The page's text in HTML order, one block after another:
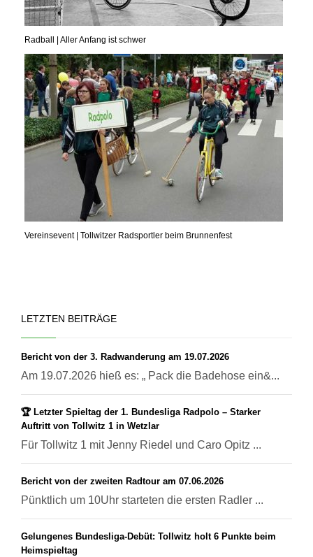
Radball | Aller Anfang ist schwer
Vereinsevent | Tollwitzer Radsportler beim Brunnenfest
LETZTEN BEITRÄGE
Bericht von der 3. Radwanderung am 19.07.2026
Am 19.07.2026 hieß es: „ Pack die Badehose ein&...
🏆 Letzter Spieltag der 1. Bundesliga Radpolo – Starker
Auftritt von Tollwitz 1 in Wetzlar
Für Tollwitz 1 mit Jenny Riedel und Caro Opitz ...
Bericht von der zweiten Radtour am 07.06.2026
Pünktlich um 10Uhr starteten die ersten Radler ...
Gelungenes Bundesliga-Debüt: Tollwitz holt 6 Punkte beim
Heimspieltag